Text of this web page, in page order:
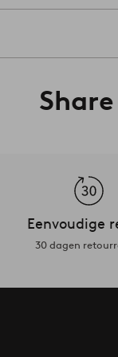
Eenvoudige
30 dagen